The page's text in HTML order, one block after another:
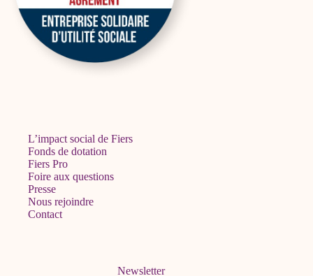
L’impact social de Fiers
Fonds de dotation
Fiers Pro
Foire aux questions
Presse
Nous rejoindre
Contact
Newsletter